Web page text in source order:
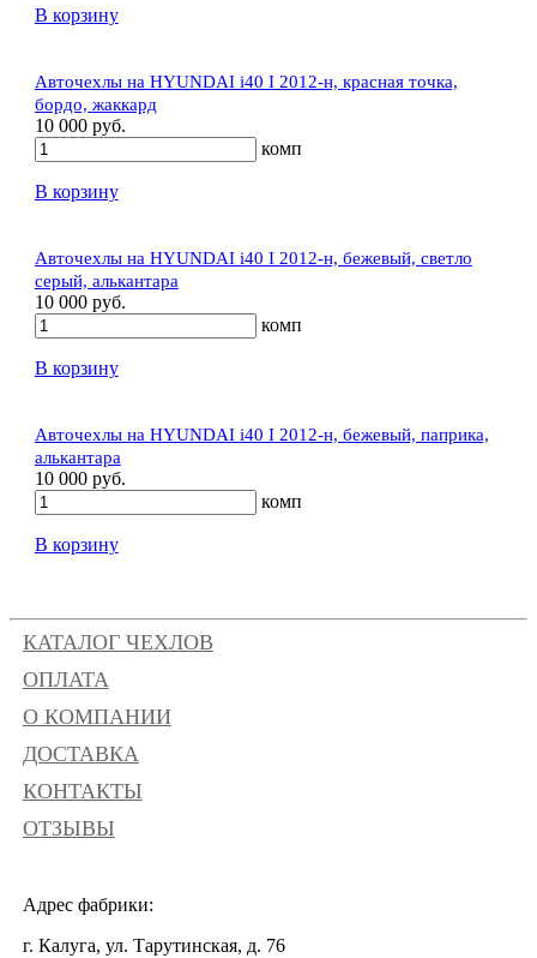
В корзину
Авточехлы на HYUNDAI i40 I 2012-н, красная точка,
бордо, жаккард
10 000 руб.
комп
В корзину
Авточехлы на HYUNDAI i40 I 2012-н, бежевый, светло
серый, алькантара
10 000 руб.
комп
В корзину
Авточехлы на HYUNDAI i40 I 2012-н, бежевый, паприка,
алькантара
10 000 руб.
комп
В корзину
КАТАЛОГ ЧЕХЛОВ
ОПЛАТА
О КОМПАНИИ
ДОСТАВКА
КОНТАКТЫ
ОТЗЫВЫ
Адрес фабрики:
г. Калуга, ул. Тарутинская, д. 76